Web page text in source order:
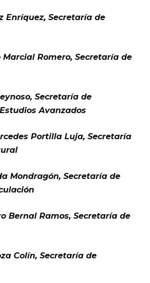
Enríquez, Secretaría de
Marcial Romero, Secretaría de
Secretaría de
Avanzados
Portilla Luja, Secretaría
Mondragón, Secretaría de
Bernal Ramos, Secretaría de
Colín, Secretaría de